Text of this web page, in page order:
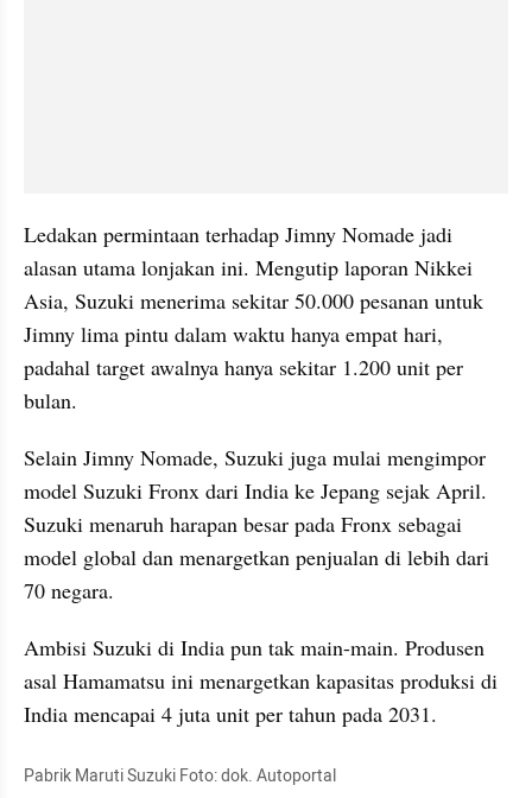
Ledakan permintaan terhadap Jimny Nomade jadi
alasan utama lonjakan ini. Mengutip laporan Nikkei
Asia, Suzuki menerima sekitar 50.000 pesanan untuk
Jimny lima pintu dalam waktu hanya empat hari,
padahal target awalnya hanya sekitar 1.200 unit per
bulan.
Selain Jimny Nomade, Suzuki juga mulai mengimpor
model Suzuki Fronx dari India ke Jepang sejak April.
Suzuki menaruh harapan besar pada Fronx sebagai
model global dan menargetkan penjualan di lebih dari
70 negara.
Ambisi Suzuki di India pun tak main-main. Produsen
asal Hamamatsu ini menargetkan kapasitas produksi di
India mencapai 4 juta unit per tahun pada 2031.
Pabrik Maruti Suzuki Foto: dok. Autoportal